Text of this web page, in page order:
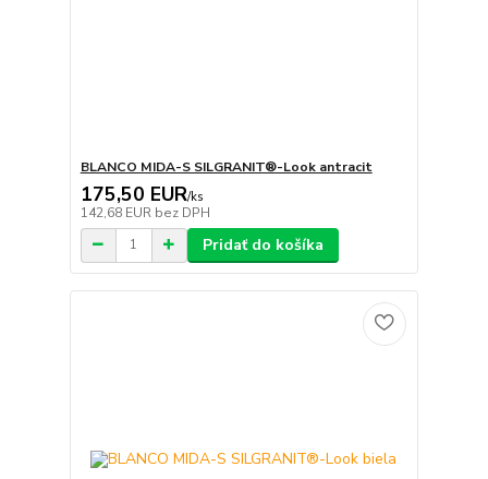
BLANCO MIDA-S SILGRANIT®-Look antracit
175,50 EUR/ks
142,68 EUR bez DPH
Pridať do košíka